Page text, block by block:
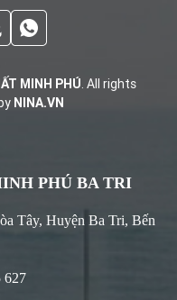
MINH PHÚ . All rights
NINA.VN
PHÚ BA TRI
Tây, Huyện Ba Tri, Bến
627